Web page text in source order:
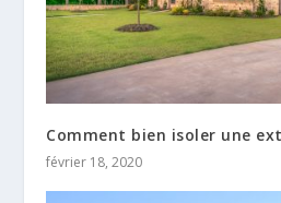
Comment bien isoler une
février 18, 2020